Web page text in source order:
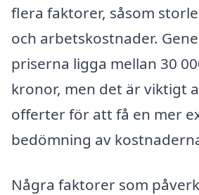
flera faktorer, såsom
och arbetskostnader.
priserna ligga mellan 30
kronor, men det är viktigt
offerter för att få en mer
bedömning av
Några faktorer som